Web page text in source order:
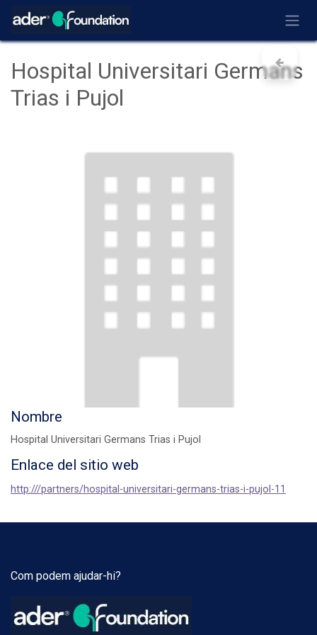
Ir al contenido
Hospital Universitari Germans
Trias i Pujol
Nombre
Hospital Universitari Germans Trias i Pujol
Enlace del sitio web
http:///partners/hospital-universitari-germans-trias-i-pujol-11
Com podem ajudar-hi?